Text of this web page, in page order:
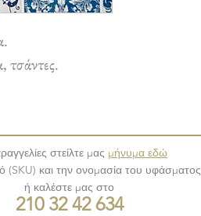
τσάντες.
στείλτε μας μήνυμα εδώ
(SKU) και την ονομασία του υφάσματος
ή καλέστε μας στο
210 32 42 634